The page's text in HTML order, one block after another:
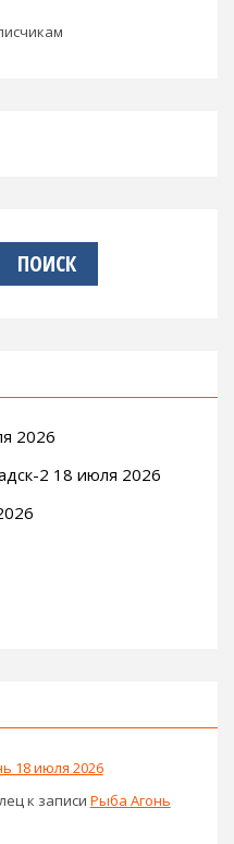
2026
2 18 июля 2026
18 июля 2026
к записи Рыба Агонь